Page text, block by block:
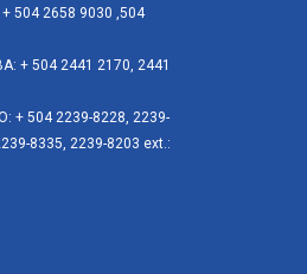
+ 504 2658 9030 ,504
+ 504 2441 2170, 2441
+ 504 2239-8228, 2239-
8335, 2239-8203 ext.: